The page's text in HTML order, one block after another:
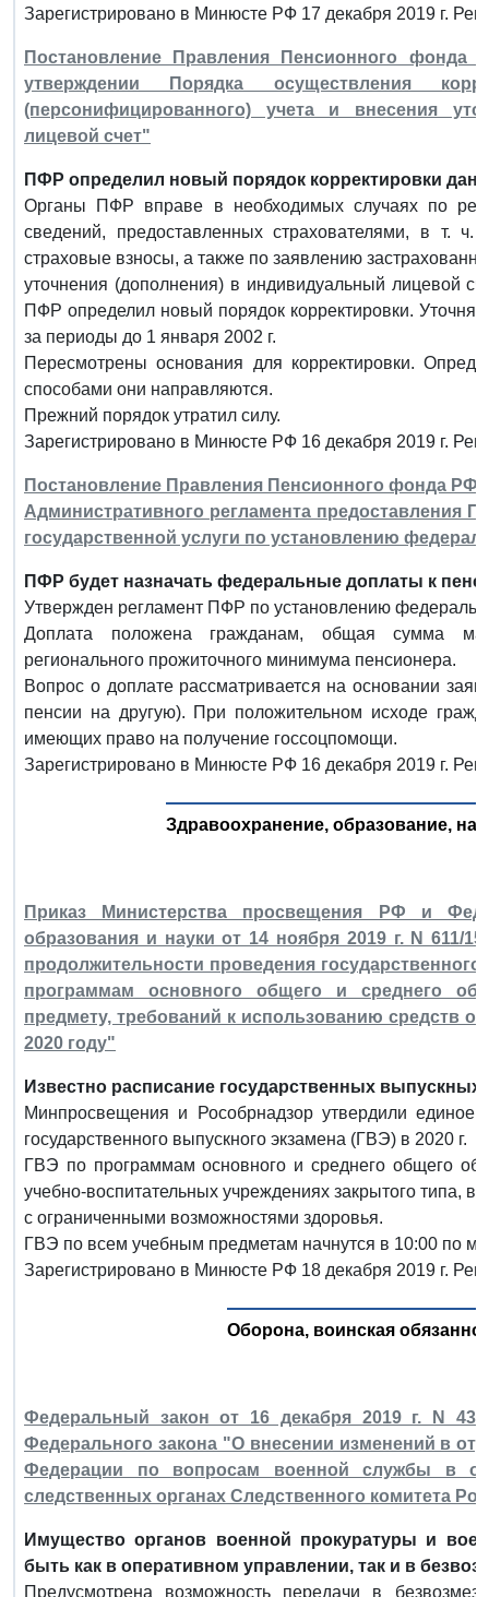
Зарегистрировано в Минюсте РФ 17 декабря 2019 г.
Постановление Правления Пенсионного
утверждении Порядка осуществления
(персонифицированного) учета и внесения
лицевой счет"
ПФР определил новый порядок корректировки
Органы ПФР вправе в необходимых случаях по
сведений, предоставленных страхователями, в т.
страховые взносы, а также по заявлению
уточнения (дополнения) в индивидуальный лицевой
ПФР определил новый порядок корректировки.
за периоды до 1 января 2002 г.
Пересмотрены основания для корректировки.
способами они направляются.
Прежний порядок утратил силу.
Зарегистрировано в Минюсте РФ 16 декабря 2019 г.
Постановление Правления Пенсионного фонда РФ
Административного регламента
государственной услуги по установлению
ПФР будет назначать федеральные доплаты к
Утвержден регламент ПФР по установлению
Доплата положена гражданам, общая сумма
регионального прожиточного минимума пенсионера.
Вопрос о доплате рассматривается на основании
пенсии на другую). При положительном исходе
имеющих право на получение госсоцпомощи.
Зарегистрировано в Минюсте РФ 16 декабря 2019 г.
Здравоохранение, образование,
Приказ Министерства просвещения РФ и
образования и науки от 14 ноября 2019 г. N 611/
продолжительности проведения
программам основного общего и среднего
предмету, требований к использованию средств
2020 году"
Известно расписание государственных выпускных
Минпросвещения и Рособрнадзор утвердили единое
государственного выпускного экзамена (ГВЭ) в 2020 г.
ГВЭ по программам основного и среднего общего
учебно-воспитательных учреждениях закрытого типа,
с ограниченными возможностями здоровья.
ГВЭ по всем учебным предметам начнутся в 10:00 по
Зарегистрировано в Минюсте РФ 18 декабря 2019 г.
Оборона, воинская
Федеральный закон от 16 декабря 2019 г. N
Федерального закона "О внесении изменений в
Федерации по вопросам военной службы в
следственных органах Следственного комитета
Имущество органов военной прокуратуры и
быть как в оперативном управлении, так и в
Предусмотрена возможность передачи в